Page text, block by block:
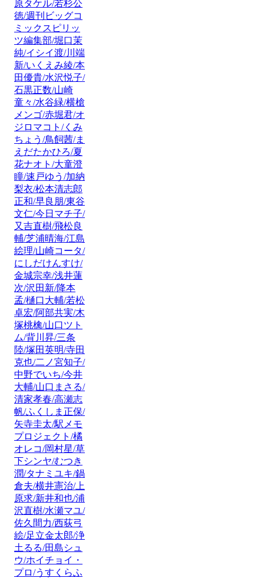
原タケル/若杉公
徳/週刊ビッグコ
ミックスピリッ
ツ編集部/堀口茉
純/イシイ渡/川端
新/いくえみ綾/本
田優貴/水沢悦子/
石黒正数/山崎
童々/水谷緑/横槍
メンゴ/赤堀君/オ
ジロマコト/くみ
ちょう/鳥飼茜/ま
えだたかひろ/夏
花ナオト/大童澄
瞳/速戸ゆう/加納
梨衣/松本清志郎
正和/早良朋/東谷
文仁/今日マチ子/
又吉直樹/飛松良
輔/芝浦晴海/江島
絵理/山崎コータ/
にしだけんすけ/
金城宗幸/浅井蓮
次/沢田新/降本
孟/樋口大輔/若松
卓宏/阿部共実/木
塚桃檎/山口ツト
ム/背川昇/三条
陸/塚田英明/寺田
克也/二ノ宮知子/
中野でいち/今井
大輔/山口まさる/
清家孝春/高瀬志
帆/ふくしま正保/
矢寺圭太/駅メモ
プロジェクト/橘
オレコ/岡村星/草
下シンヤ/むつき
潤/タナミユキ/鍋
倉夫/横井憲治/上
原求/新井和也/浦
沢直樹/水瀬マユ/
佐久間力/西荻弓
絵/足立金太郎/浄
土るる/田島シュ
ウ/ホイチョイ・
プロ/うすくらふ